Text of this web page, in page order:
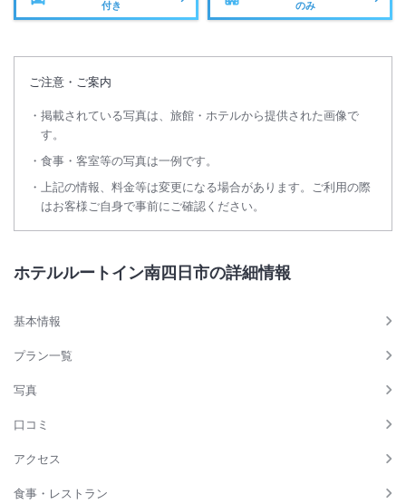
付き のみ
ご注意・ご案内
掲載されている写真は、旅館・ホテルから提供された画像で
す。
食事・客室等の写真は一例です。
上記の情報、料金等は変更になる場合があります。ご利用の際
はお客様ご自身で事前にご確認ください。
ホテルルートイン南四日市の詳細情報
基本情報
プラン一覧
写真
口コミ
アクセス
食事・レストラン